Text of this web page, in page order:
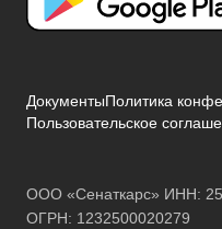
ДокументыПолитика
Пользовательское
ООО «Сенаткарс» ИНН:
ОГРН: 1232500020279